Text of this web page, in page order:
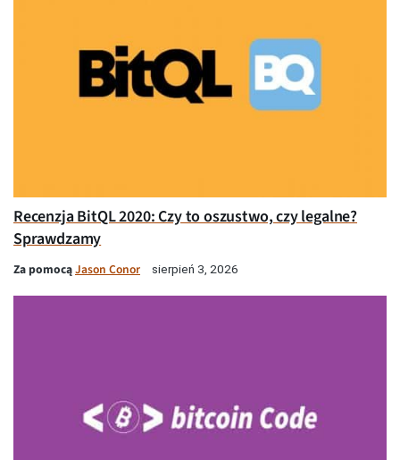
Recenzja BitQL 2020: Czy to oszustwo, czy legalne?
Sprawdzamy
Za pomocąJason Conor sierpień 3, 2026